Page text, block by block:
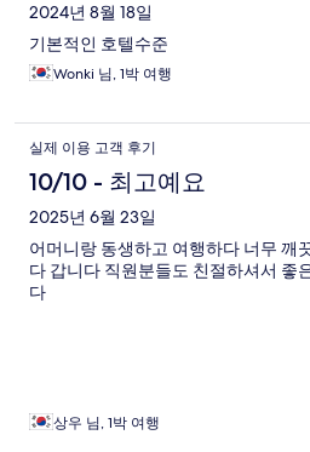
2024년 8월 18일
기본적인 호텔수준
Wonki 님, 1박 여행
실제 이용 고객 후기
10/10 - 최고예요
2025년 6월 23일
어머니랑 동생하고 여행하다 너무 깨
다 갑니다 직원분들도 친절하셔서 좋
다
상우 님, 1박 여행